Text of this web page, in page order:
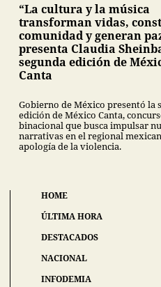
“La cultura y la música
transforman vidas,
comunidad y generan
presenta Claudia
segunda edición de
Canta
Gobierno de México presentó la
edición de México Canta,
binacional que busca impulsar
narrativas en el regional
apología de la violencia.
HOME
ÚLTIMA HORA
DESTACADOS
NACIONAL
INFODEMIA